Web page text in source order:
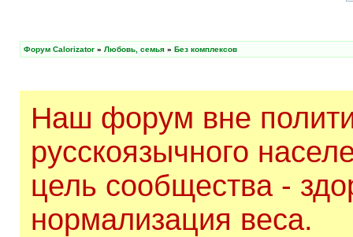
Форум Calorizator » Любовь, семья » Без комплексов
Наш форум вне
русскоязычного
цель сообщества -
нормализация веса.